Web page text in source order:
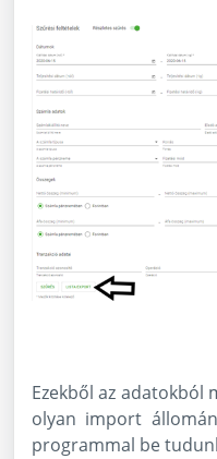
Ezekből az adatokból
olyan import
programmal be